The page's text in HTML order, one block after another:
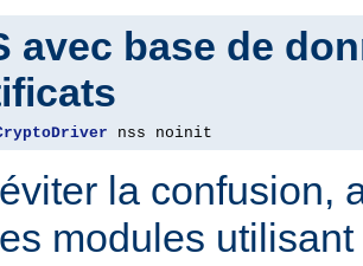
avec base de
nss noinit
la confusion,
modules